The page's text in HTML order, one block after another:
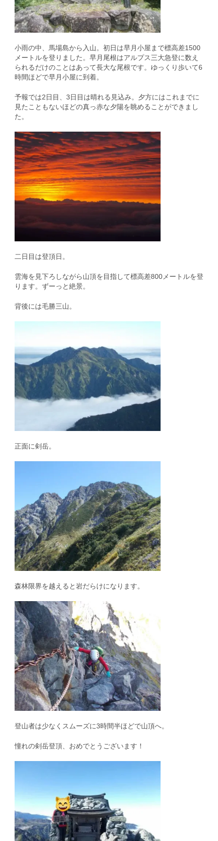
小雨の中、馬場島から入山。初日は早月小屋まで標高差1500
メートルを登りました。早月尾根はアルプス三大急登に数え
られるだけのことはあって長大な尾根です。ゆっくり歩いて6
時間ほどで早月小屋に到着。
予報では2日目、3日目は晴れる見込み。夕方にはこれまでに
見たこともないほどの真っ赤な夕陽を眺めることができまし
た。
二日目は登頂日。
雲海を見下ろしながら山頂を目指して標高差800メートルを登
ります。ずーっと絶景。
背後には毛勝三山。
正面に剣岳。
森林限界を越えると岩だらけになります。
登山者は少なくスムーズに3時間半ほどで山頂へ。
憧れの剣岳登頂、おめでとうございます！